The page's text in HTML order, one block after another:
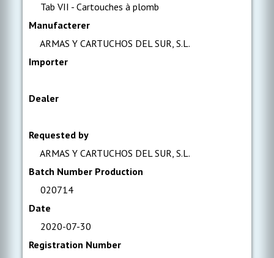
Tab VII - Cartouches à plomb
Manufacterer
ARMAS Y CARTUCHOS DEL SUR, S.L.
Importer
Dealer
Requested by
ARMAS Y CARTUCHOS DEL SUR, S.L.
Batch Number Production
020714
Date
2020-07-30
Registration Number